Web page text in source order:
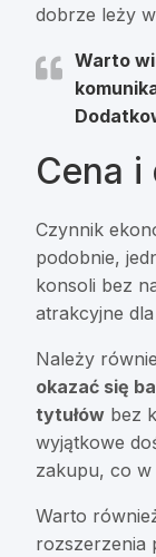
dobrze leży
Warto
Cena
Czynnik
podobnie,
konsoli bez
atrakcyjne
Należy
okazać się
tytułów bez
wyjątkowe
zakupu, co w
Warto
rozszerzenia